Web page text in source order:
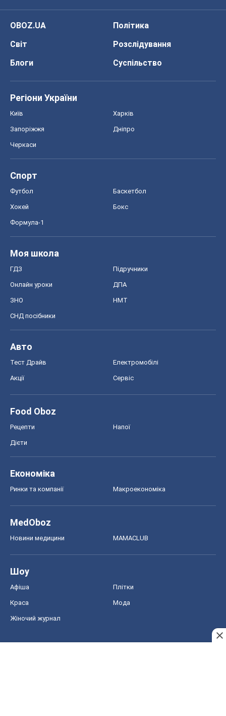
OBOZ.UA
Політика
Світ
Розслідування
Блоги
Суспільство
Регіони України
Київ Харків
Запоріжжя Дніпро
Черкаси
Спорт
Футбол Баскетбол
Хокей Бокс
Формула-1
Моя школа
ГДЗ Підручники
Онлайн уроки ДПА
ЗНО НМТ
СНД посібники
Авто
Тест Драйв Електромобілі
Акції Сервіс
Food Oboz
Рецепти Напої
Дієти
Економіка
Ринки та компанії Макроекономіка
MedOboz
Новини медицини MAMACLUB
Шоу
Афіша Плітки
Краса Мода
Жіночий журнал